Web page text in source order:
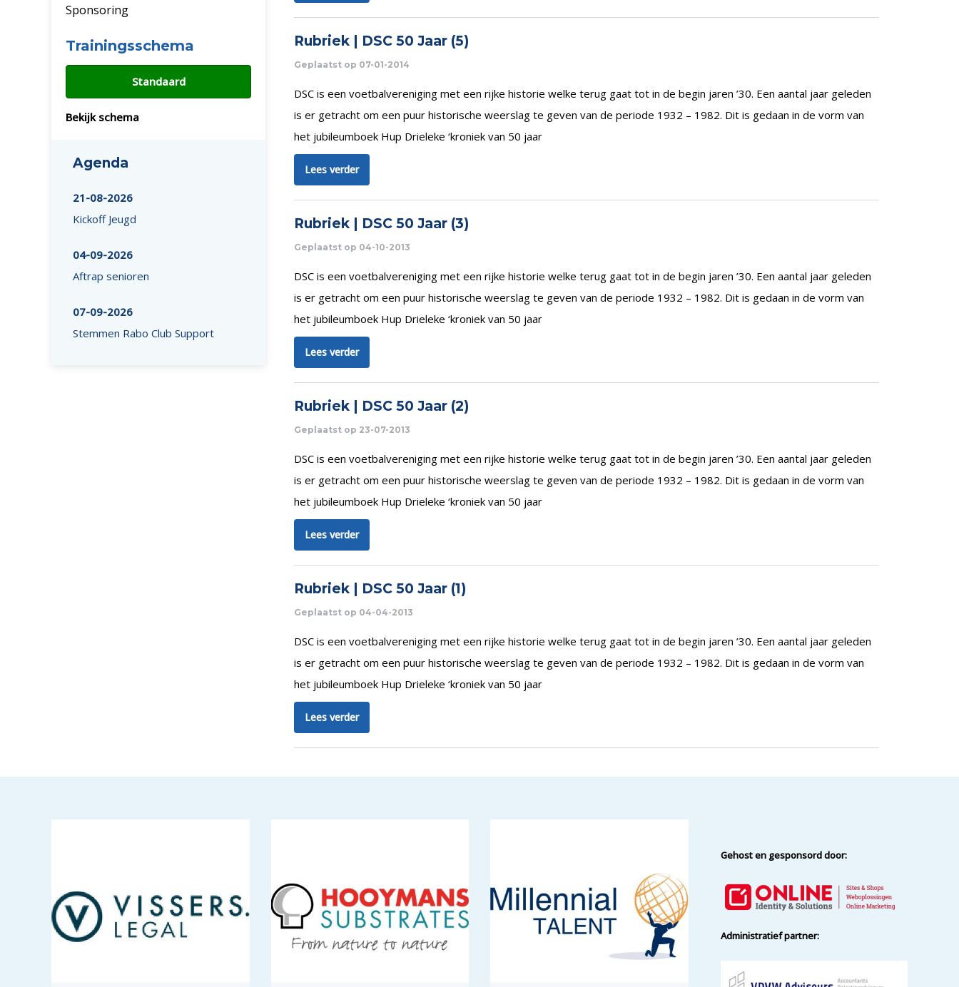
Sponsoring
Trainingsschema
Standaard
Bekijk schema
Agenda
21-08-2026
Kickoff Jeugd
04-09-2026
Aftrap senioren
07-09-2026
Stemmen Rabo Club Support
Rubriek | DSC 50 Jaar (5)
Geplaatst op 07-01-2014
DSC is een voetbalvereniging met een rijke historie welke terug gaat tot in de begin jaren ’30. Een aantal jaar geleden
is er getracht om een puur historische weerslag te geven van de periode 1932 – 1982. Dit is gedaan in de vorm van
het jubileumboek Hup Drieleke ‘kroniek van 50 jaar
Lees verder
Rubriek | DSC 50 Jaar (3)
Geplaatst op 04-10-2013
DSC is een voetbalvereniging met een rijke historie welke terug gaat tot in de begin jaren ’30. Een aantal jaar geleden
is er getracht om een puur historische weerslag te geven van de periode 1932 – 1982. Dit is gedaan in de vorm van
het jubileumboek Hup Drieleke ‘kroniek van 50 jaar
Lees verder
Rubriek | DSC 50 Jaar (2)
Geplaatst op 23-07-2013
DSC is een voetbalvereniging met een rijke historie welke terug gaat tot in de begin jaren ’30. Een aantal jaar geleden
is er getracht om een puur historische weerslag te geven van de periode 1932 – 1982. Dit is gedaan in de vorm van
het jubileumboek Hup Drieleke ‘kroniek van 50 jaar
Lees verder
Rubriek | DSC 50 Jaar (1)
Geplaatst op 04-04-2013
DSC is een voetbalvereniging met een rijke historie welke terug gaat tot in de begin jaren ’30. Een aantal jaar geleden
is er getracht om een puur historische weerslag te geven van de periode 1932 – 1982. Dit is gedaan in de vorm van
het jubileumboek Hup Drieleke ‘kroniek van 50 jaar
Lees verder
Gehost en gesponsord door:
Administratief partner: